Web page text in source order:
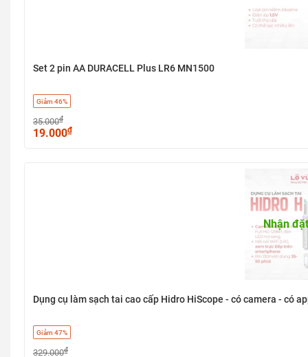
Set 2 pin AA DURACELL Plus LR6 MN1500
Giảm 46%
35.000₫
19.000₫
Nhận
Dụng cụ làm sạch tai cao cấp Hidro HiScope - có camera - có
Giảm 47%
329.000₫